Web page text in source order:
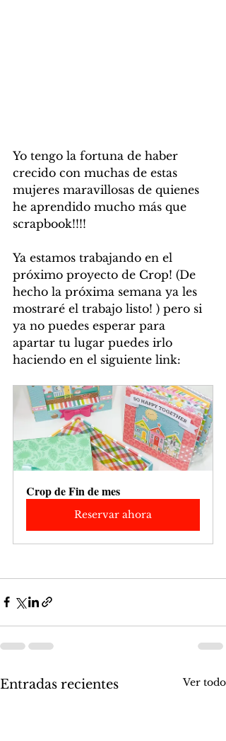
Yo tengo la fortuna de haber
crecido con muchas de estas
mujeres maravillosas de quienes
he aprendido mucho más que
scrapbook!!!!
Ya estamos trabajando en el
próximo proyecto de Crop! (De
hecho la próxima semana ya les
mostraré el trabajo listo! ) pero si
ya no puedes esperar para
apartar tu lugar puedes irlo
haciendo en el siguiente link:
Crop de Fin de mes
Reservar ahora
Entradas recientes Ver todo